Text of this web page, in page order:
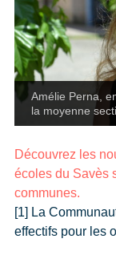
Amélie Perna,
la moyenne
Découvrez les
écoles du Savès
communes.
[1] La
effectifs pour les